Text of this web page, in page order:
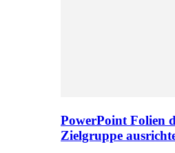
PowerPoint Folien
Zielgruppe